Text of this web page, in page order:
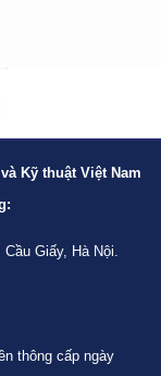
Kỹ thuật Việt Nam
Giấy, Hà Nội.
thông cấp ngày